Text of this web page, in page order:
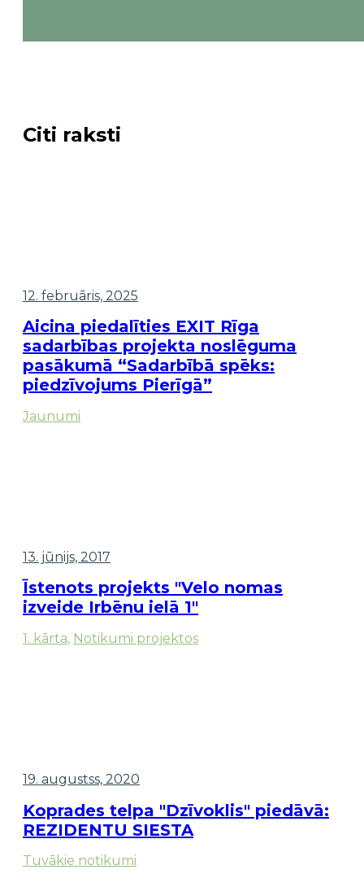
Citi raksti
12. februāris, 2025
Aicina piedalīties EXIT Rīga
sadarbības projekta noslēguma
pasākumā “Sadarbībā spēks:
piedzīvojums Pierīgā”
Jaunumi
13. jūnijs, 2017
Īstenots projekts "Velo nomas
izveide Irbēnu ielā 1"
1. kārta, Notikumi projektos
19. augustss, 2020
Koprades telpa "Dzīvoklis" piedāvā:
REZIDENTU SIESTA
Tuvākie notikumi